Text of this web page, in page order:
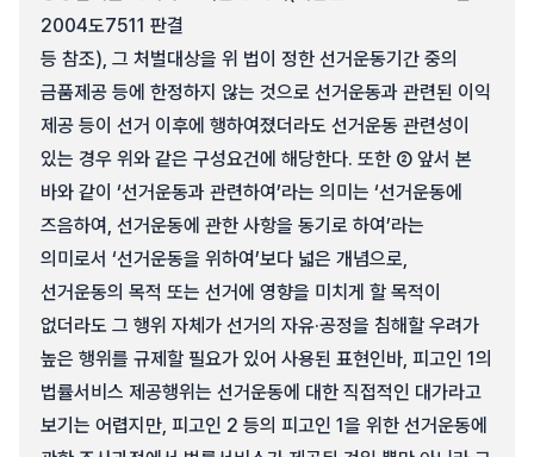
2004도7511 판결
등 참조), 그 처벌대상을 위 법이 정한 선거운동기간 중의
금품제공 등에 한정하지 않는 것으로 선거운동과 관련된 이익
제공 등이 선거 이후에 행하여졌더라도 선거운동 관련성이
있는 경우 위와 같은 구성요건에 해당한다. 또한 ② 앞서 본
바와 같이 ‘선거운동과 관련하여’라는 의미는 ‘선거운동에
즈음하여, 선거운동에 관한 사항을 동기로 하여’라는
의미로서 ‘선거운동을 위하여’보다 넓은 개념으로,
선거운동의 목적 또는 선거에 영향을 미치게 할 목적이
없더라도 그 행위 자체가 선거의 자유·공정을 침해할 우려가
높은 행위를 규제할 필요가 있어 사용된 표현인바, 피고인 1의
법률서비스 제공행위는 선거운동에 대한 직접적인 대가라고
보기는 어렵지만, 피고인 2 등의 피고인 1을 위한 선거운동에